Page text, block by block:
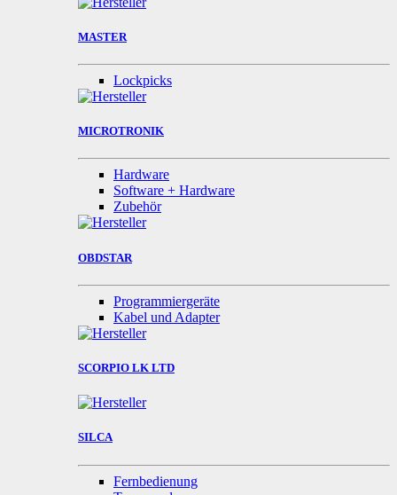
MASTER
Lockpicks
MICROTRONIK
Hardware
Software + Hardware
Zubehör
OBDSTAR
Programmiergeräte
Kabel und Adapter
SCORPIO LK LTD
SILCA
Fernbedienung